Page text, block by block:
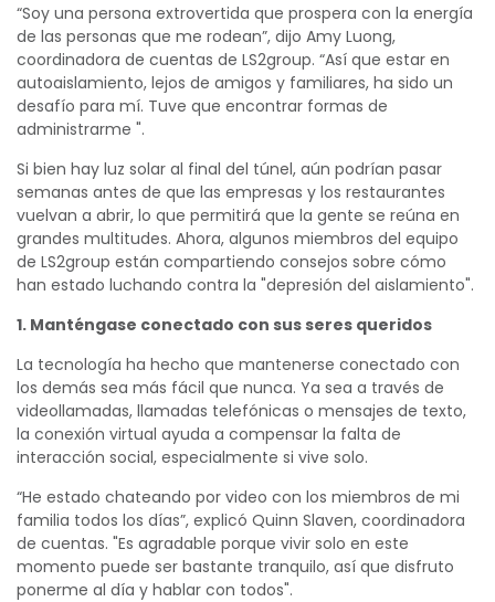
“Soy una persona extrovertida que prospera con la energía
de las personas que me rodean”, dijo Amy Luong,
coordinadora de cuentas de LS2group. “Así que estar en
autoaislamiento, lejos de amigos y familiares, ha sido un
desafío para mí. Tuve que encontrar formas de
administrarme ".
Si bien hay luz solar al final del túnel, aún podrían pasar
semanas antes de que las empresas y los restaurantes
vuelvan a abrir, lo que permitirá que la gente se reúna en
grandes multitudes. Ahora, algunos miembros del equipo
de LS2group están compartiendo consejos sobre cómo
han estado luchando contra la "depresión del aislamiento".
1. Manténgase conectado con sus seres queridos
La tecnología ha hecho que mantenerse conectado con
los demás sea más fácil que nunca. Ya sea a través de
videollamadas, llamadas telefónicas o mensajes de texto,
la conexión virtual ayuda a compensar la falta de
interacción social, especialmente si vive solo.
“He estado chateando por video con los miembros de mi
familia todos los días”, explicó Quinn Slaven, coordinadora
de cuentas. "Es agradable porque vivir solo en este
momento puede ser bastante tranquilo, así que disfruto
ponerme al día y hablar con todos".